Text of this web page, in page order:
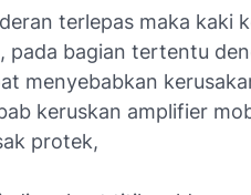
terlepas maka kaki
pada bagian tertentu
menyebabkan
keruskan amplifier
protek,